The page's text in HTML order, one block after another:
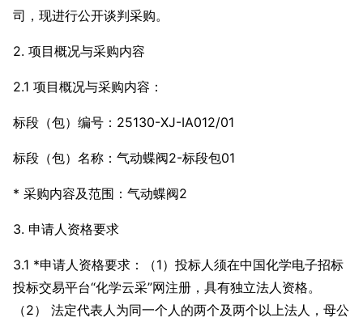
司，现进行公开谈判采购。
2. 项目概况与采购内容
2.1 项目概况与采购内容：
标段（包）编号：25130-XJ-IA012/01
标段（包）名称：气动蝶阀2-标段包01
* 采购内容及范围：气动蝶阀2
3. 申请人资格要求
3.1 *申请人资格要求：（1）投标人须在中国化学电子招标
投标交易平台“化学云采”网注册，具有独立法人资格。
（2） 法定代表人为同一个人的两个及两个以上法人，母公